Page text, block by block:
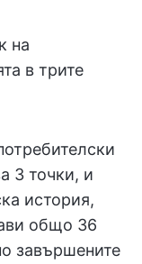
на
в трите
3 точки, и
история,
общо 36
завършените